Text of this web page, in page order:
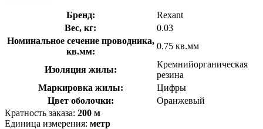
Бренд:
Rexant
Вес, кг:
0.03
Номинальное сечение проводника,
кв.мм:
0.75 кв.мм
Изоляция жилы:
Кремнийорганическая
резина
Маркировка жилы:
Цифры
Цвет оболочки:
Оранжевый
Кратность заказа: 200 м
Единица измерения: метр